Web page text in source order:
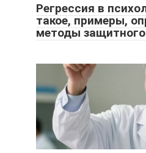
Регрессия в
такое, примеры,
методы